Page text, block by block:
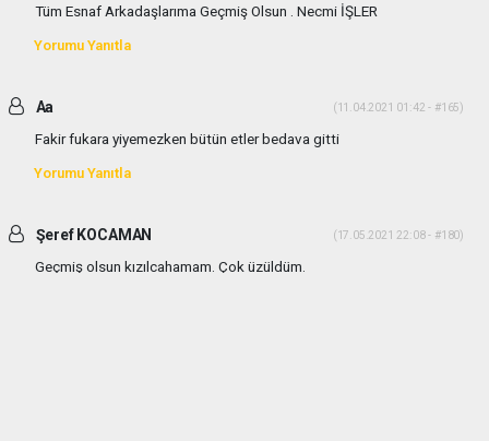
Tüm Esnaf Arkadaşlarıma Geçmiş Olsun . Necmi İŞLER
Yorumu Yanıtla
Aa (11.04.2021 01:42 - #165)
Fakir fukara yiyemezken bütün etler bedava gitti
Yorumu Yanıtla
Şeref KOCAMAN (17.05.2021 22:08 - #180)
Geçmiş olsun kızılcahamam. Çok üzüldüm.